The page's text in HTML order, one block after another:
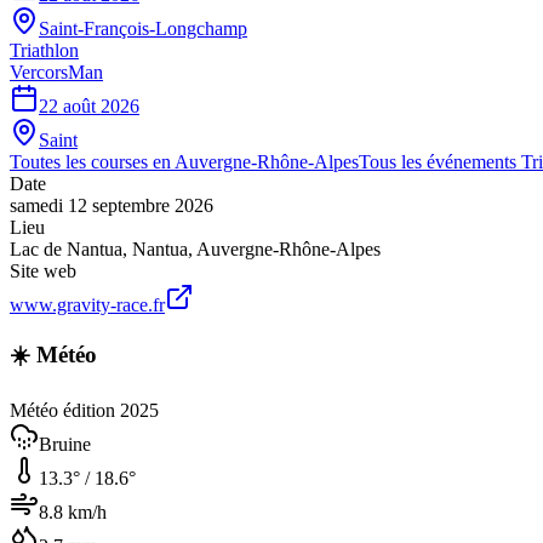
Saint-François-Longchamp
Triathlon
VercorsMan
22 août 2026
Saint
Toutes les courses en Auvergne-Rhône-AlpesTous les événements
Date
samedi 12 septembre 2026
Lieu
Lac de Nantua, Nantua, Auvergne-Rhône-Alpes
Site web
www.gravity-race.fr
☀️ Météo
Météo édition 2025
Bruine
13.3° / 18.6°
8.8 km/h